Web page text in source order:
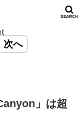
次へ
」は超